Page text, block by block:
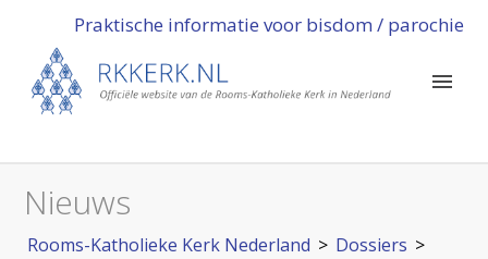
Praktische informatie voor bisdom / parochie
Nieuws
Rooms-Katholieke Kerk Nederland > Dossiers >